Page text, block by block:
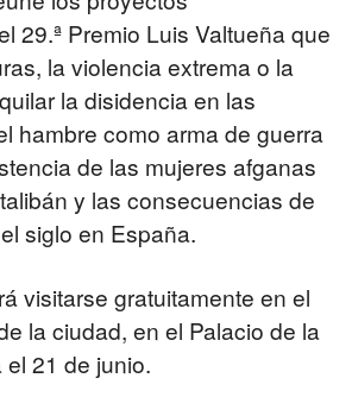
29.ª Premio Luis Valtueña que
la violencia extrema o la
la disidencia en las
hambre como arma de guerra
de las mujeres afganas
y las consecuencias de
siglo en España.
visitarse gratuitamente en el
la ciudad, en el Palacio de la
21 de junio.